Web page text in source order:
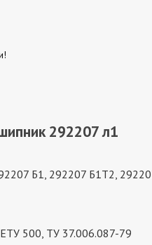
292207 л1
Б1, 292207 Б1Т2,
500, ТУ 37.006.087-79